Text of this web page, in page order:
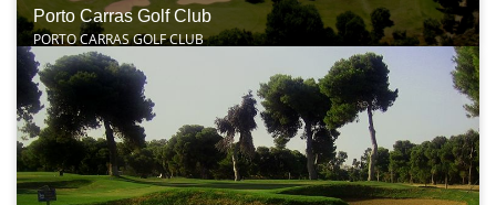
Porto Carras Golf Club
PORTO CARRAS GOLF CLUB